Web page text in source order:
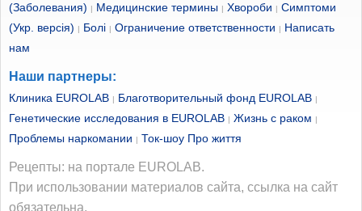
(Заболевания)
Медицинские термины Хвороби
Симптоми
(Укр. версія)
Болі Ограничение ответственности
Написать
нам
Наши партнеры:
Клиника EUROLAB Благотворительный фонд EUROLAB
Генетические исследования в EUROLAB Жизнь с раком
Проблемы наркомании Ток-шоу Про життя
Рецепты: на портале EUROLAB.
При использовании материалов сайта, ссылка на сайт
обязательна.